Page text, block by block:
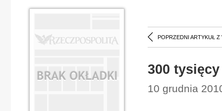
POPRZEDNI ARTYKUŁ Z
300
10 grudnia